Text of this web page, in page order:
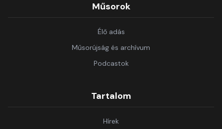
Műsorok
Élő adás
Műsorújság és archívum
Podcastok
Tartalom
Hírek